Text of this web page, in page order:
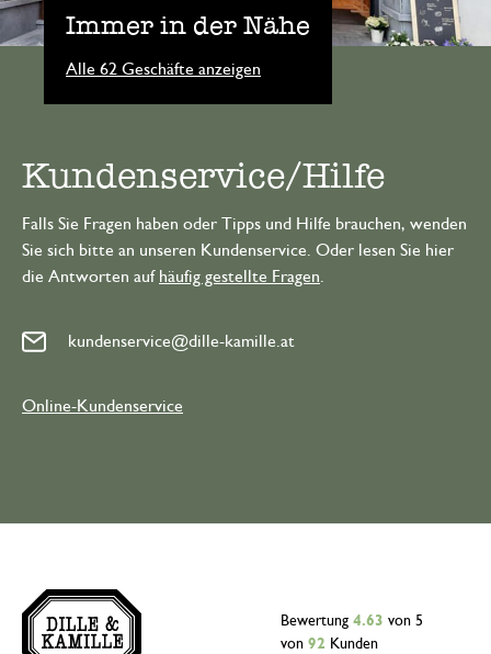
Immer in der Nähe
Alle 62 Geschäfte anzeigen
Kundenservice/Hilfe
Falls Sie Fragen haben oder Tipps und Hilfe brauchen, wenden
Sie sich bitte an unseren Kundenservice. Oder lesen Sie hier
die Antworten auf häufig gestellte Fragen
kundenservice@dille-kamille.at
Online-Kundenservice
Bewertung 4.63 von 5
von 92 Kunden